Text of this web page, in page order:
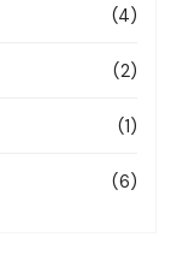
(4)
(2)
(1)
(6)